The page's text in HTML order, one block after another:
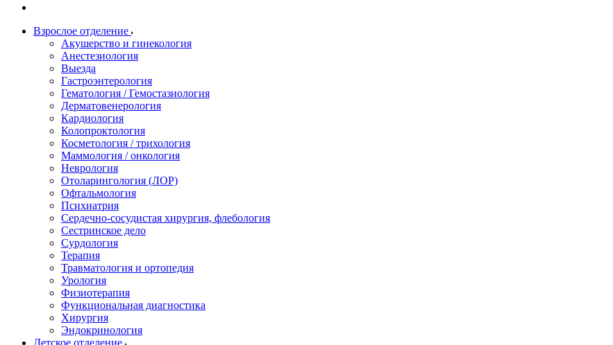
Взрослое отделение
Акушерство и гинекология
Анестезиология
Выезда
Гастроэнтерология
Гематология / Гемостазиология
Дерматовенерология
Кардиология
Колопроктология
Косметология / трихология
Маммология / онкология
Неврология
Отоларингология (ЛОР)
Офтальмология
Психиатрия
Сердечно-сосудистая хирургия, флебология
Сестринское дело
Сурдология
Терапия
Травматология и ортопедия
Урология
Физиотерапия
Функциональная диагностика
Хирургия
Эндокринология
Детское отделение